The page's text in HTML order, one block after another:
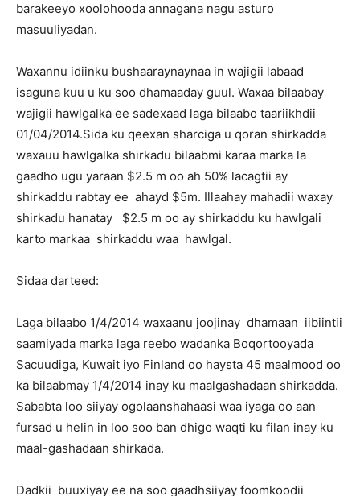
barakeeyo xoolohooda annagana nagu asturo
masuuliyadan.
Waxannu idiinku bushaaraynaynaa in wajigii labaad
isaguna kuu u ku soo dhamaaday guul. Waxaa bilaabay
wajigii hawlgalka ee sadexaad laga bilaabo taariikhdii
01/04/2014.Sida ku qeexan sharciga u qoran shirkadda
waxauu hawlgalka shirkadu bilaabmi karaa marka la
gaadho ugu yaraan $2.5 m oo ah 50% lacagtii ay
shirkaddu rabtay ee ahayd $5m. Illaahay mahadii waxay
shirkadu hanatay $2.5 m oo ay shirkaddu ku hawlgali
karto markaa shirkaddu waa hawlgal.
Sidaa darteed:
Laga bilaabo 1/4/2014 waxaanu joojinay dhamaan iibiintii
saamiyada marka laga reebo wadanka Boqortooyada
Sacuudiga, Kuwait iyo Finland oo haysta 45 maalmood oo
ka bilaabmay 1/4/2014 inay ku maalgashadaan shirkadda.
Sababta loo siiyay ogolaanshahaasi waa iyaga oo aan
fursad u helin in loo soo ban dhigo waqti ku filan inay ku
maal-gashadaan shirkada.
Dadkii buuxiyay ee na soo gaadhsiiyay foomkoodii